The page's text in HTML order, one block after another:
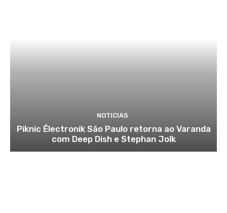
NOTICIAS
Piknic Électronik São Paulo retorna ao Varanda
com Deep Dish e Stephan Jolk